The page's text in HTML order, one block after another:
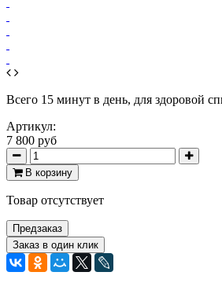
Всего 15 минут в день, для здоровой
Артикул:
7 800 руб
В корзину
Товар отсутствует
Предзаказ
Заказ в один клик